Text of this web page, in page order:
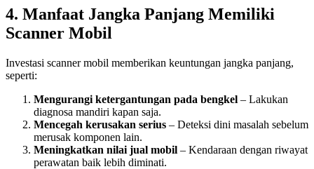
4. Manfaat Jangka Panjang Memiliki
Scanner Mobil
Investasi scanner mobil memberikan keuntungan jangka panjang,
seperti:
Mengurangi ketergantungan pada bengkel – Lakukan
diagnosa mandiri kapan saja.
Mencegah kerusakan serius – Deteksi dini masalah sebelum
merusak komponen lain.
Meningkatkan nilai jual mobil – Kendaraan dengan riwayat
perawatan baik lebih diminati.